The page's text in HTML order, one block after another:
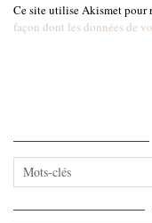
Ce site utilise Akismet pour
façon dont les données de